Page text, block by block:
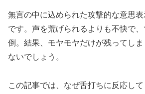
無言の中に込められた攻撃的な意思
です。声を荒げられるよりも不快で
倒。結果、モヤモヤだけが残ってしま
ないでしょう。
この記事では、なぜ舌打ちに反応し